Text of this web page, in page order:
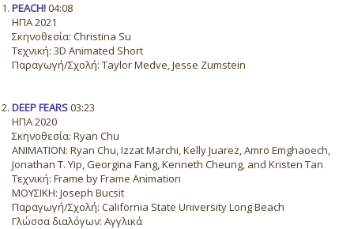
PEACH!04:08
ΗΠΑ 2021
Σκηνοθεσία: Christina Su
Τεχνική: 3D Animated Short
Παραγωγή/Σχολή: Taylor Medve, Jesse Zumstein
DEEP FEARS03:23
ΗΠΑ 2020
Σκηνοθεσία: Ryan Chu
ANIMATION: Ryan Chu, Izzat Marchi, Kelly Juarez, Amro Emghaoech,
Jonathan T. Yip, Georgina Fang, Kenneth Cheung, and Kristen Tan
Τεχνική: Frame by Frame Animation
ΜΟΥΣΙΚΗ: Joseph Bucsit
Παραγωγή/Σχολή: California State University Long Beach
Γλώσσα διαλόγων: Αγγλικά